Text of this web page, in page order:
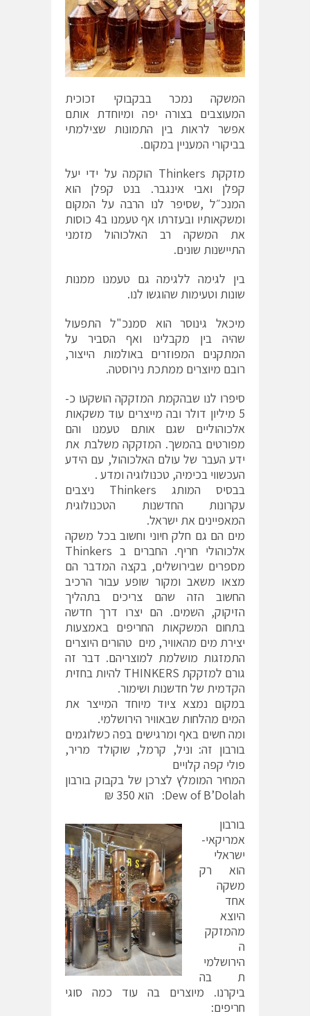
המשקה נמכר בבקבוקי זכוכית
המעוצבים בצורה יפה ומיוחדת אותם
אפשר לראות בין התמונות שצילמתי
בביקורי המעניין במקום.
מזקקת Thinkers הוקמה על ידי יעל
קפלן ואבי אינגבר. בנט קפלן הוא
המנכ״ל ,שסיפר לנו הרבה על המקום
ומשקאותיו ובעזרתו אף טעמנו ב4 כוסות
את המשקה רב האלכוהול מזמני
התיישנות שונים.
בין לגימה ללגימה גם טעמנו ממנות
שונות וטעימות שהוגשו לנו.
מיכאל גינוסר הוא סמנכ"ל התפעול
שהיה בין מקבלינו ואף הסביר על
המתקנים המפוזרים באולמות הייצור,
רובם מיוצרים ממתכת נירוסטה.
סיפרו לנו שבהקמת המזקקה הושקעו כ-
5 מיליון דולר ובה מייצרים עוד משקאות
אלכוהוליים שגם אותם טעמנו והם
מפורטים בהמשך. המזקקה משלבת את
ידע העבר של עולם האלכוהול, עם הידע
העכשווי בכימיה, טכנולוגיה ומדע .
בבסיס המותג Thinkers ניצבים
עקרונות החדשנות הטכנולוגית
המאפיינים את ישראל.
מים הם גם חלק חיוני וחשוב בכל משקה
אלכוהולי חריף. החברים ב Thinkers
מספרים שבירושלים, בקצה המדבר הם
מצאו משאב ומקור שופע עבור הרכיב
החשוב הזה שהם צריכים בתהליך
הזיקוק, השמים. הם יצרו דרך חדשה
בתחום המשקאות החריפים באמצעות
יצירת מים מהאוויר, מים טהורים היוצרים
התמזגות מושלמת למוצריהם. דבר זה
גורם למזקקת THINKERS להיות בחזית
הקדמית של חדשנות ושימור.
במקום נמצא ציוד מיוחד המייצר את
המים מהלחות שבאוויר הירושלמי.
ומה חשים באף ומרגישים בפה כשלוגמים
בורבון זה: וניל, קרמל, שוקולד מריר,
פולי קפה קלויים
המחיר המומלץ לצרכן של בקבוק בורבון
Dew of B’Dolah: הוא 350 ₪
בורבון
אמריקאי-
ישראלי
הוא רק
משקה
אחד
היוצא
מהמזקק
ה
הירושלמי
ת בה
ביקרנו. מיוצרים בה עוד כמה סוגי
חריפים: